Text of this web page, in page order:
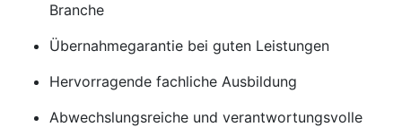
Branche
Übernahmegarantie bei guten Leistungen
Hervorragende fachliche Ausbildung
Abwechslungsreiche und verantwortungsvolle